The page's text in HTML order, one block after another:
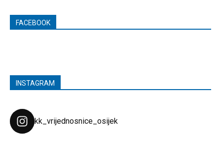
FACEBOOK
INSTAGRAM
kk_vrijednosnice_osijek